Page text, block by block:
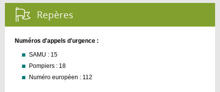
de
Repères :
Numéros d'appels d'urgence :
SAMU : 15
​Pompiers : 18
Numéro européen : 112